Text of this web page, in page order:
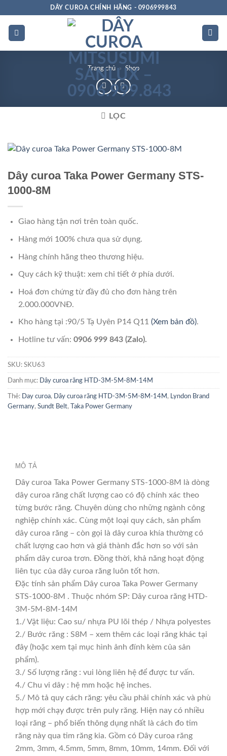
dung
DÂY CUROA CHÍNH HÃNG - 0906999843
Trang chủ » Shop
LỌC
Dây curoa Taka Power Germany STS-
1000-8M
Giao hàng tận nơi trên toàn quốc.
Hàng mới 100% chưa qua sử dụng.
Hàng chính hãng theo thương hiệu.
Quy cách kỹ thuật: xem chi tiết ở phía dưới.
Hoá đơn chứng từ đầy đủ cho đơn hàng trên
2.000.000VNĐ.
Kho hàng tại :90/5 Tạ Uyên P14 Q11 (Xem bản đồ).
Hotline tư vấn: 0906 999 843 (Zalo).
SKU: SKU63
Danh mục: Dây curoa răng HTD-3M-5M-8M-14M
Thẻ: Day curoa, Dây curoa răng HTD-3M-5M-8M-14M ,
Lyndon Brand
Germany, Sundt Belt, Taka Power Germany
MÔ TẢ
Dây curoa Taka Power Germany STS-1000-8M là dòng
dây curoa răng chất lượng cao có độ chính xác theo
từng bước răng. Chuyên dùng cho những ngành công
nghiệp chính xác. Cùng một loại quy cách, sản phẩm
dây curoa răng – còn gọi là dây curoa khía thường có
chất lượng cao hơn và giá thành đắc hơn so với sản
phẩm dây curoa trơn. Đồng thời, khả năng hoạt động
liên tục của dây curoa răng luôn tốt hơn.
Đặc tính sản phẩm Dây curoa Taka Power Germany
STS-1000-8M . Thuộc nhóm SP: Dây curoa răng HTD-
3M-5M-8M-14M
1./ Vật liệu: Cao su/ nhựa PU lõi thép / Nhựa polyestes
2./ Bước răng : S8M – xem thêm các loại răng khác tại
đây (hoặc xem tại mục hình ảnh đính kèm của sản
phẩm).
3./ Số lượng răng : vui lòng liên hệ để được tư vấn.
4./ Chu vi dây : hệ mm hoặc hệ inches.
5./ Mô tả quy cách răng: yêu cầu phải chính xác và phù
hợp mới chạy được trên puly răng. Hiện nay có nhiều
loại răng – phổ biến thông dụng nhất là cách đo tim
răng này qua tim răng kia. Gồm có Dây curoa răng
2mm, 3mm, 4.5mm, 5mm, 8mm, 10mm, 14mm. Đối với